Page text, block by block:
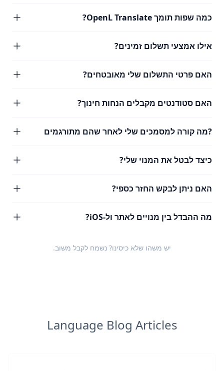
כמה שפות תומך OpenL Translate?
אילו אמצעי תשלום זמינים?
האם פרטי התשלום שלי מאובטחים?
האם סטודנטים מקבלים הנחות חינוך?
?מה קורה למסמכים שלי לאחר שהם מתורגמים
כיצד לבטל את המנוי שלי?
האם ניתן לבקש החזר כספי?
מה ההבדל בין מנויים לאתר ול-iOS?
יש משהו שלא כיסינו? נשמח לקבל משוב.
Language Blog Articles